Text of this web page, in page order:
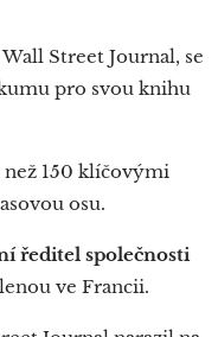
Street Journal, se
pro svou knihu
150 klíčovými
osu.
ředitel společnosti
ve Francii.